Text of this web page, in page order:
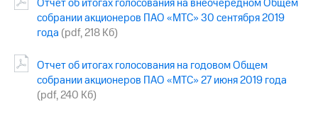
облигаций
Описание
Уведомление
о
погашении
Отчет об итогах голосования на внеочередном Общем
собрании акционеров ПАО «МТС» 30 сентября 2019
года (pdf, 218 Кб)
Отчет об итогах голосования на годовом Общем
собрании акционеров ПАО «МТС» 27 июня 2019 года
(pdf, 240 Кб)